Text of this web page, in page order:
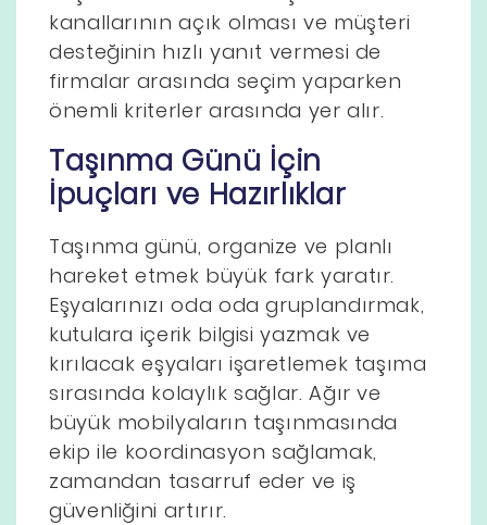
kanallarının açık olması ve müşteri
desteğinin hızlı yanıt vermesi de
firmalar arasında seçim yaparken
önemli kriterler arasında yer alır.
Taşınma Günü İçin
İpuçları ve Hazırlıklar
Taşınma günü, organize ve planlı
hareket etmek büyük fark yaratır.
Eşyalarınızı oda oda gruplandırmak,
kutulara içerik bilgisi yazmak ve
kırılacak eşyaları işaretlemek taşıma
sırasında kolaylık sağlar. Ağır ve
büyük mobilyaların taşınmasında
ekip ile koordinasyon sağlamak,
zamandan tasarruf eder ve iş
güvenliğini artırır.